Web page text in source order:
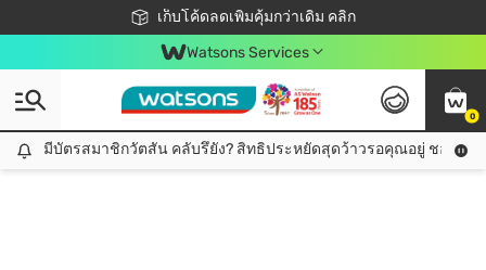
เก็บโค้ดลดเพิ่มคุ้มกว่าเดิม คลิก
ชอปออนไลน์ครั้งแรก ลดเพิ่มจุก ๆ 10%! 🎉
📦ส่งฟรี! เมื่อชอป 499฿
สมาชิกวัตสัน คลับดียังไง?
Watsons Services
0
มีบัตรสมาชิกวัตสัน คลับรึยัง? สิทธิประหยัดสุดว้าวรอคุณอยู่ ชอปคุ้มกว่าเดิม คลิก!
มีบัตรสมาชิกวัตสัน คลับรึยัง? สิทธิประหยัดสุดว้าวรอคุณอยู่ ชอปคุ้มก